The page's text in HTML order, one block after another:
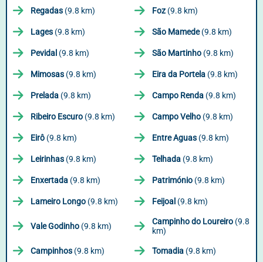
Regadas (9.8 km) Foz (9.8 km)
Lages (9.8 km) São Mamede(9.8 km)
Pevidal (9.8 km) São Martinho (9.8 km)
Mimosas (9.8 km) Eira da Portela (9.8 km)
Prelada (9.8 km) Campo Renda (9.8 km)
Ribeiro Escuro (9.8 km) Campo Velho (9.8 km)
Eirô (9.8 km) Entre Aguas (9.8 km)
Leirinhas (9.8 km) Telhada (9.8 km)
Enxertada (9.8 km) Património (9.8 km)
Lameiro Longo (9.8 km) Feijoal (9.8 km)
Vale Godinho (9.8 km) Campinho do Loureiro (9.8
km)
Campinhos (9.8 km) Tomadia (9.8 km)